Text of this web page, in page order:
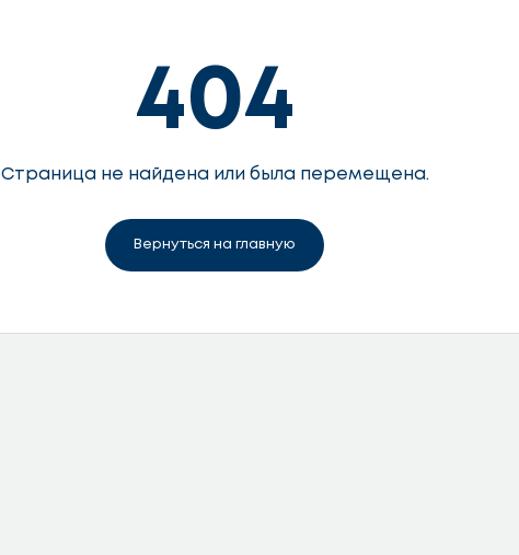
404
Страница не найдена или была перемещена.
Вернуться на главную